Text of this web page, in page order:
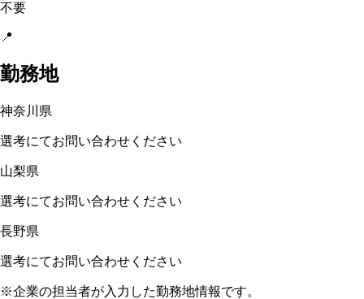
不要
📍
勤務地
神奈川県
選考にてお問い合わせください
山梨県
選考にてお問い合わせください
長野県
選考にてお問い合わせください
※企業の担当者が入力した勤務地情報です。